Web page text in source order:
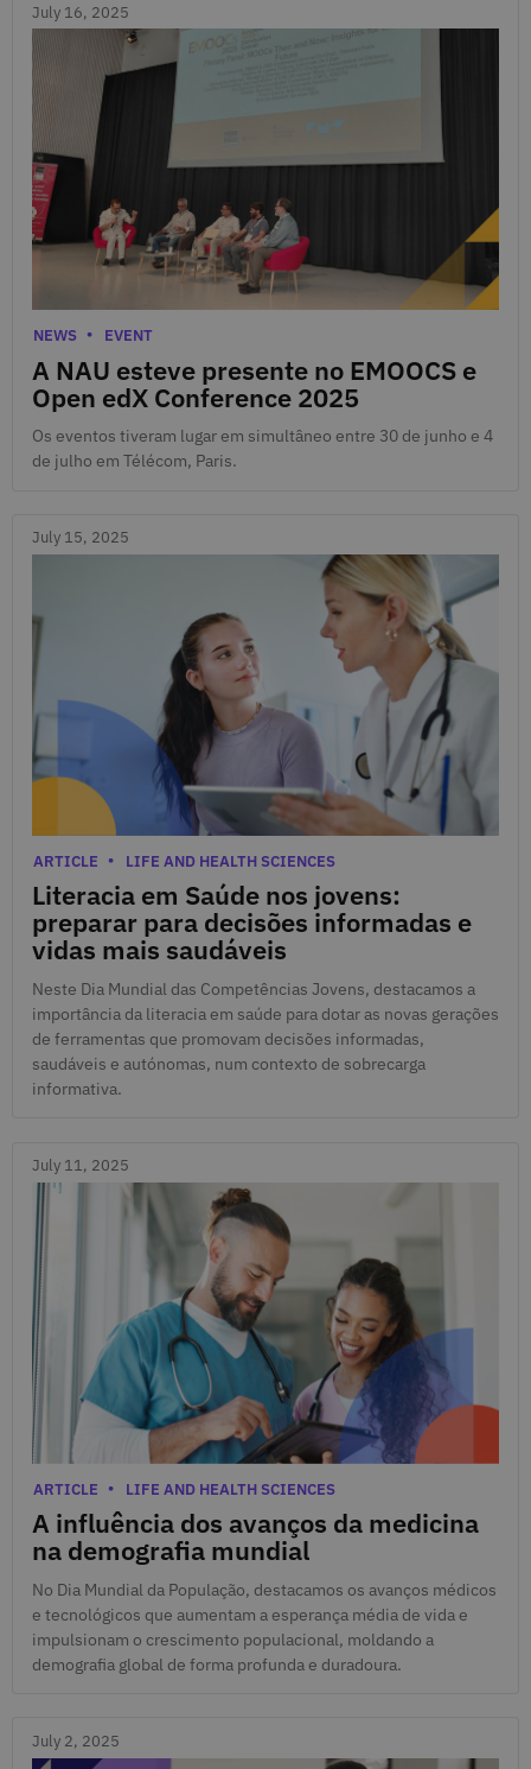
July 16, 2025
A NAU esteve presente no EMOOCS e
Open edX Conference 2025
July 16, 2025
Categories
NEWS EVENT
Os eventos tiveram lugar em simultâneo entre 30 de junho e 4
de julho em Télécom, Paris.
July 15, 2025
Literacia em Saúde nos jovens:
preparar para decisões informadas e
vidas mais saudáveis
July 15, 2025
Categories
ARTICLE LIFE AND HEALTH SCIENCES
Neste Dia Mundial das Competências Jovens, destacamos a
importância da literacia em saúde para dotar as novas gerações
de ferramentas que promovam decisões informadas,
saudáveis e autónomas, num contexto de sobrecarga
informativa.
July 11, 2025
A influência dos avanços da medicina
na demografia mundial
July 11, 2025
Categories
ARTICLE LIFE AND HEALTH SCIENCES
No Dia Mundial da População, destacamos os avanços médicos
e tecnológicos que aumentam a esperança média de vida e
impulsionam o crescimento populacional, moldando a
demografia global de forma profunda e duradoura.
July 2, 2025